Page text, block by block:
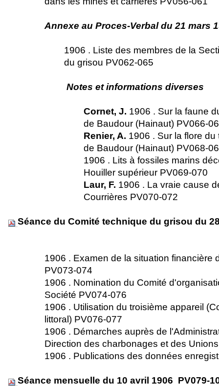
Annexe au Proces-Verbal du 21 mars
1906 . Liste des membres de la
du grisou PV062-065
Notes et informations diverses
Cornet, J. 1906 . Sur la faune
de Baudour (Hainaut) PV066-
Renier, A. 1906 . Sur la flore
de Baudour (Hainaut) PV068-
1906 . Lits à fossiles marins
Houiller supérieur PV069-070
Laur, F. 1906 . La vraie cause
Courrières PV070-072
Séance du Comité technique du grisou du
1906 . Examen de la situation financière
PV073-074
1906 . Nomination du Comité
Société PV074-076
1906 . Utilisation du troisième appareil
littoral) PV076-077
1906 . Démarches auprès de
Direction des charbonages et des
1906 . Publications des données
Séance mensuelle du 10 avril 1906 PV079-